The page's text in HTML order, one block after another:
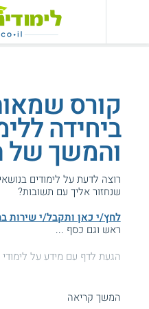
קורס
ביחידה
והמשך של
רוצה לדעת על לימודים
שנחזור אליך עם תשובות?
לחץ/י כאן ותקבל/י שירות
ראש וגם כסף ...
הגעת לדף עם מידע על
עזרנו גם לך? דרגהמשך קריאה